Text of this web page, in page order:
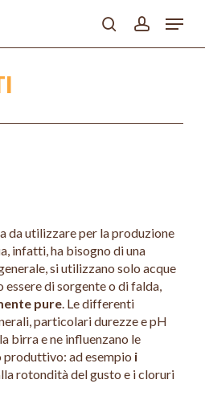
searchaccount
Menu
da utilizzare per la produzione
infatti, ha bisogno di una
si utilizzano solo acque
essere di sorgente o di falda,
pure. Le differenti
particolari durezze e pH
birra e ne influenzano le
produttivo: ad esempio i
rotondità del gusto e i cloruri
Close